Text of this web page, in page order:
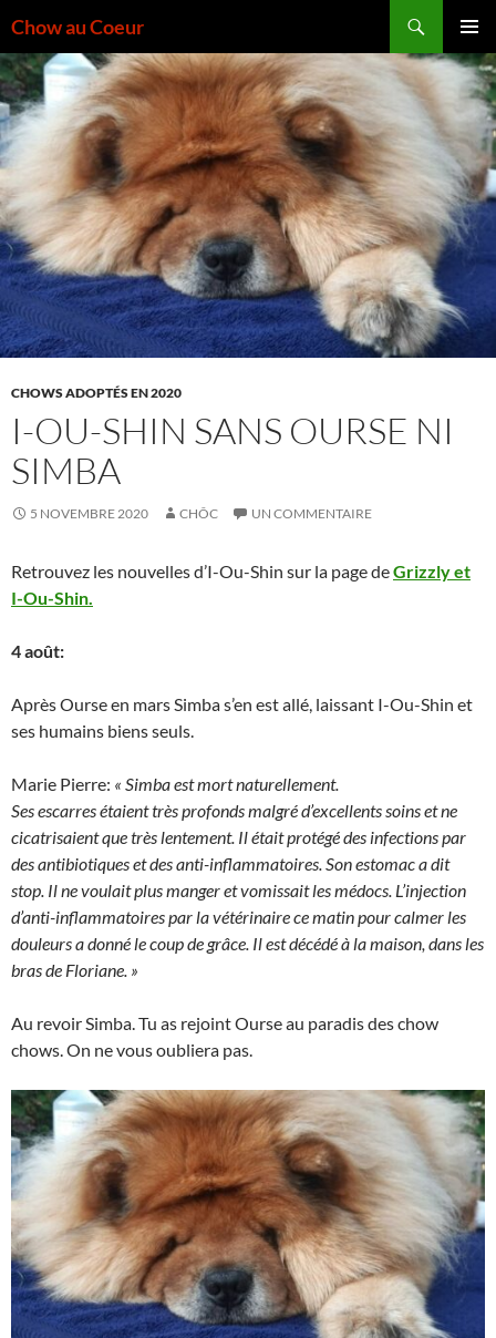
au
contenu
Chow au Coeur
MENU
CHOWS ADOPTÉS EN 2020
I-OU-SHIN SANS OURSE NI
SIMBA
5 NOVEMBRE 2020 CHÔC UN COMMENTAIRE
Retrouvez les nouvelles d’I-Ou-Shin sur la page deGrizzly et
I-Ou-Shin.
4 août:
Après Ourse en mars Simba s’en est allé, laissant I-Ou-Shin et
ses humains biens seuls.
Marie Pierre: « Simba est mort naturellement.
Ses escarres étaient très profonds malgré d’excellents soins et ne
cicatrisaient que très lentement. Il était protégé des infections par
des antibiotiques et des anti-inflammatoires. Son estomac a dit
stop. Il ne voulait plus manger et vomissait les médocs. L’injection
d’anti-inflammatoires par la vétérinaire ce matin pour calmer les
douleurs a donné le coup de grâce. Il est décédé à la maison, dans les
bras de Floriane. »
Au revoir Simba. Tu as rejoint Ourse au paradis des chow
chows. On ne vous oubliera pas.